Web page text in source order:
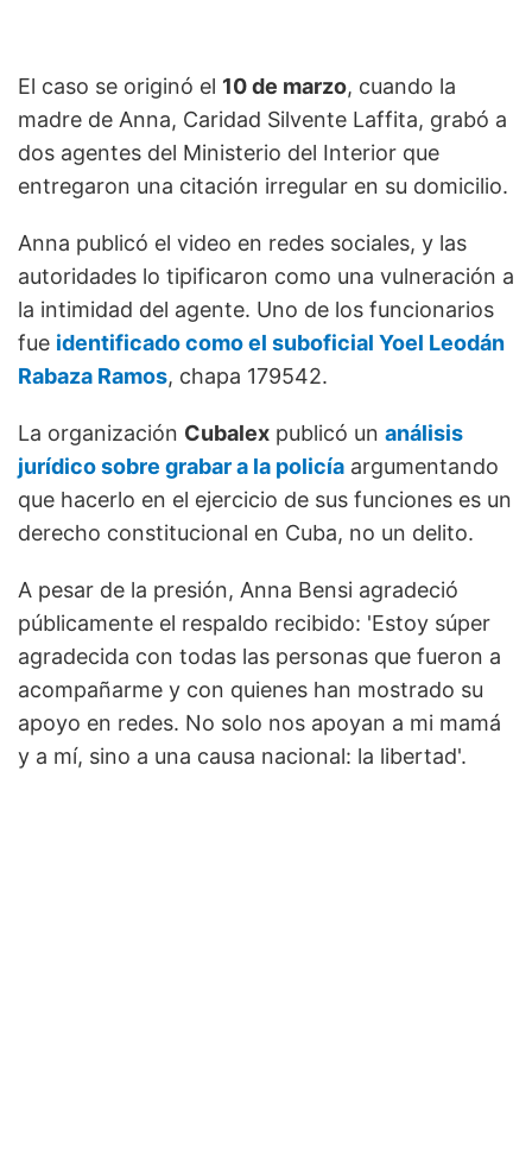
El caso se originó el 10 de marzo, cuando la
madre de Anna, Caridad Silvente Laffita, grabó a
dos agentes del Ministerio del Interior que
entregaron una citación irregular en su domicilio.
Anna publicó el video en redes sociales, y las
autoridades lo tipificaron como una vulneración a
la intimidad del agente. Uno de los funcionarios
fue identificado como el suboficial Yoel Leodán
Rabaza Ramos, chapa 179542.
La organización Cubalex publicó un análisis
jurídico sobre grabar a la policía argumentando
que hacerlo en el ejercicio de sus funciones es un
derecho constitucional en Cuba, no un delito.
A pesar de la presión, Anna Bensi agradeció
públicamente el respaldo recibido: 'Estoy súper
agradecida con todas las personas que fueron a
acompañarme y con quienes han mostrado su
apoyo en redes. No solo nos apoyan a mi mamá
y a mí, sino a una causa nacional: la libertad'.